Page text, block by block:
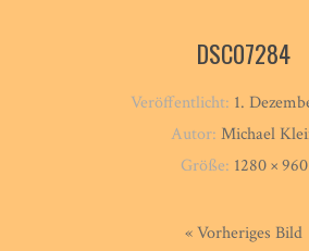
DSC07284
Veröffentlicht: 1.
Autor: Michael
Größe: 1280 × 960
« Vorheriges Bild